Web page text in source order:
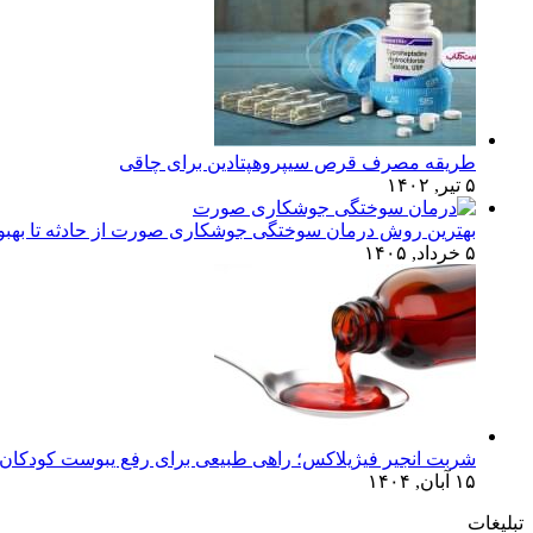
طریقه مصرف قرص سیپروهپتادین برای چاقی
۵ تیر, ۱۴۰۲
بهترین روش درمان سوختگی جوشکاری صورت از حادثه تا
۵ خرداد, ۱۴۰۵
شربت انجیر فیژیلاکس؛ راهی طبیعی برای رفع یبوست
۱۵ آبان, ۱۴۰۴
تبلیغات